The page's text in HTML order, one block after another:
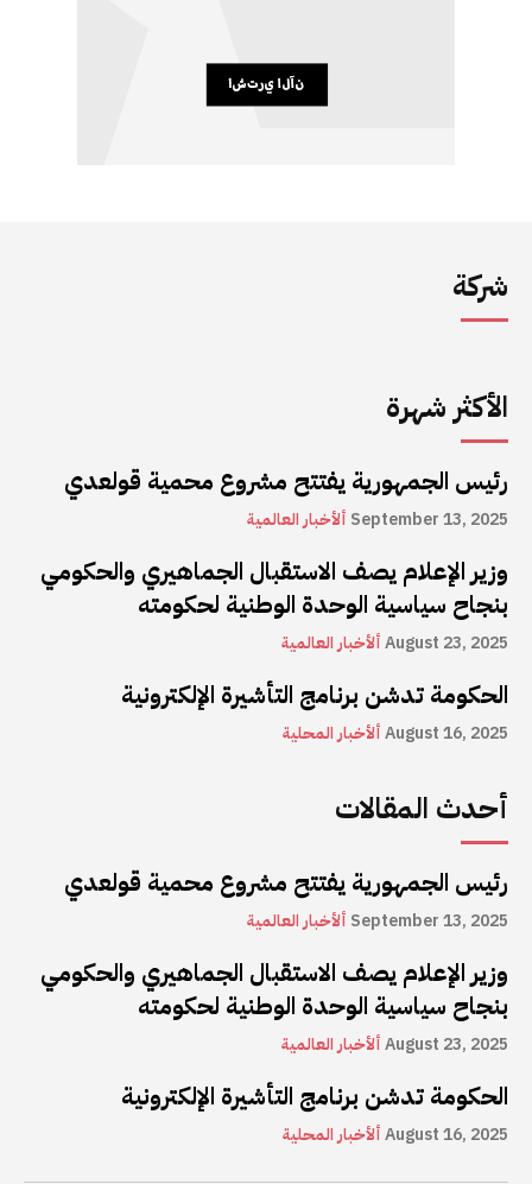
شركة
الأكثر شهرة
رئيس الجمهورية يفتتح مشروع محمية قولعدي
ألأخبار العالمية September 13, 2025
وزير الإعلام يصف الاستقبال الجماهيري والحكومي
بنجاح سياسية الوحدة الوطنية لحكومته
ألأخبار العالميةAugust 23, 2025
الحكومة تدشن برنامج التأشيرة الإلكترونية
ألأخبار المحليةAugust 16, 2025
أحدث المقالات
رئيس الجمهورية يفتتح مشروع محمية قولعدي
ألأخبار العالمية September 13, 2025
وزير الإعلام يصف الاستقبال الجماهيري والحكومي
بنجاح سياسية الوحدة الوطنية لحكومته
ألأخبار العالميةAugust 23, 2025
الحكومة تدشن برنامج التأشيرة الإلكترونية
ألأخبار المحليةAugust 16, 2025